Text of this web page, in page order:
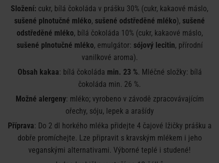
Složení: cukr, bílá čokoláda v prášku 30% (cukr, kakaové máslo,
sušené plnotučné mléko, sušené odstředěné mléko), sušené
odstředěné mléko, bílá čokoláda 10% (cukr, kakaové máslo,
sušené plnotučné mléko, emulgátor: sójový lecitin, přírodní
vanilkové aroma).
Obsah kakaa: bílá čokoláda min. 23 %. Mléčné složky: bílá
čokoláda min. 26 %.
Možné alergeny: mléko; vyrobeno v závodě zpracovávajícím
ořechy, sóju, lepek a arašídy
Příprava: Do 2 dl horkého mléka přidejte 4 čajové lžičky prášku a
dobře promíchejte. Lze připravit s kravským mlékem i jeho
veganskými alternativami. Výborné teplé i studené!